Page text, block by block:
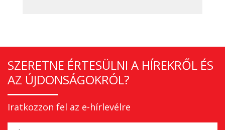
SZERETNE ÉRTESÜLNI A HÍREKRŐL ÉS
AZ ÚJDONSÁGOKRÓL?
Iratkozzon fel az e-hírlevélre